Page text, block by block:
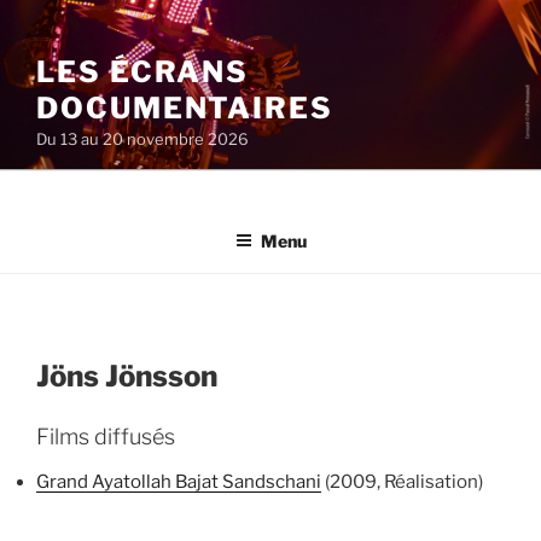
au
contenu
principal
LES ÉCRANS
DOCUMENTAIRES
Du 13 au 20 novembre 2026
Menu
Jöns Jönsson
Films diffusés
Grand Ayatollah Bajat Sandschani (2009, Réalisation)